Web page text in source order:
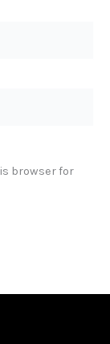
browser for